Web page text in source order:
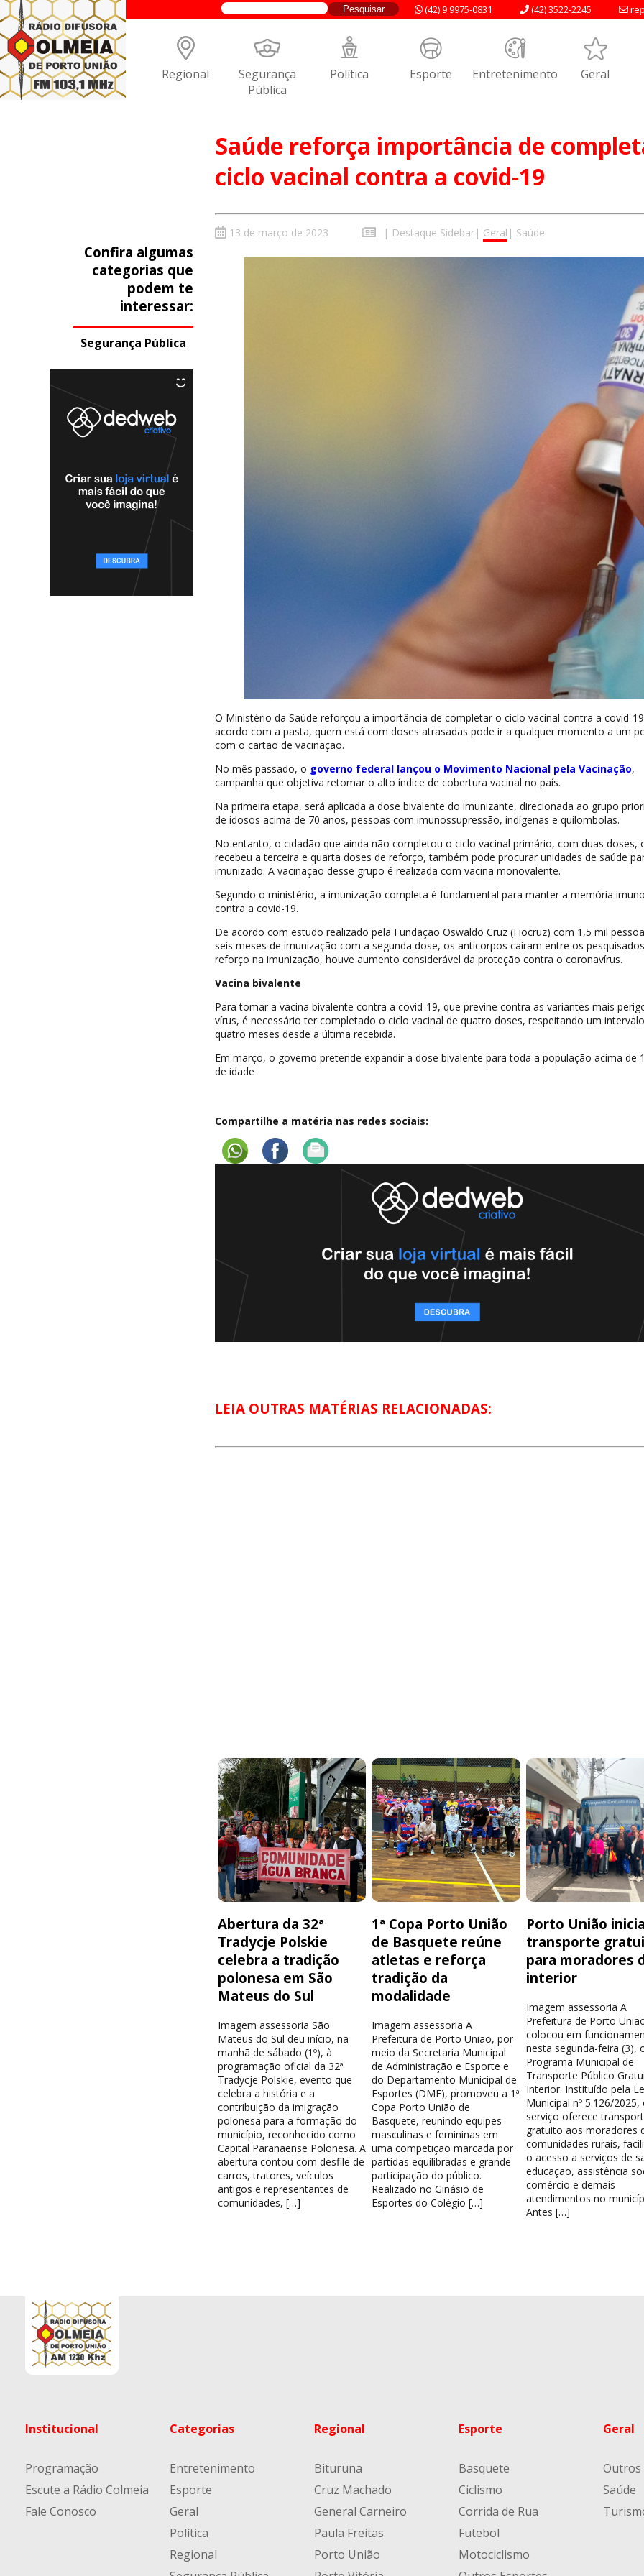
(42) 3522-2245
(42) 9 9975-0831
Regional Segurança
Pública
Política Esporte Entretenimento Geral
Saúde reforça importância de
ciclo vacinal contra a covid-19
Confira algumas
categorias que
podem te
interessar:
Segurança Pública
13 de março de 2023 | Destaque Sidebar| Geral | Saúde
O Ministério da Saúde reforçou a importância de completar o ciclo vacinal contra a covid-
acordo com a pasta, quem está com doses atrasadas pode ir a qualquer momento a um
com o cartão de vacinação.
No mês passado, o governo federal lançou o Movimento Nacional pela Vacinação,
campanha que objetiva retomar o alto índice de cobertura vacinal no país.
Na primeira etapa, será aplicada a dose bivalente do imunizante, direcionada ao grupo
de idosos acima de 70 anos, pessoas com imunossupressão, indígenas e quilombolas.
No entanto, o cidadão que ainda não completou o ciclo vacinal primário, com duas doses,
recebeu a terceira e quarta doses de reforço, também pode procurar unidades de saúde
imunizado. A vacinação desse grupo é realizada com vacina monovalente.
Segundo o ministério, a imunização completa é fundamental para manter a memória
contra a covid-19.
De acordo com estudo realizado pela Fundação Oswaldo Cruz (Fiocruz) com 1,5 mil
seis meses de imunização com a segunda dose, os anticorpos caíram entre os
reforço na imunização, houve aumento considerável da proteção contra o coronavírus.
Vacina bivalente
Para tomar a vacina bivalente contra a covid-19, que previne contra as variantes mais
vírus, é necessário ter completado o ciclo vacinal de quatro doses, respeitando um
quatro meses desde a última recebida.
Em março, o governo pretende expandir a dose bivalente para toda a população acima de
de idade
Compartilhe a matéria nas redes sociais:
LEIA OUTRAS MATÉRIAS RELACIONADAS:
Abertura da 32ª
Tradycje Polskie
celebra a tradição
polonesa em São
Mateus do Sul
Imagem assessoria São
Mateus do Sul deu início, na
manhã de sábado (1º), à
programação oficial da 32ª
Tradycje Polskie, evento que
celebra a história e a
contribuição da imigração
polonesa para a formação do
município, reconhecido como
Capital Paranaense Polonesa. A
abertura contou com desfile de
carros, tratores, veículos
antigos e representantes de
comunidades, […]
1ª Copa Porto União
de Basquete reúne
atletas e reforça
tradição da
modalidade
Imagem assessoria A
Prefeitura de Porto União, por
meio da Secretaria Municipal
de Administração e Esporte e
do Departamento Municipal de
Esportes (DME), promoveu a 1ª
Copa Porto União de
Basquete, reunindo equipes
masculinas e femininas em
uma competição marcada por
partidas equilibradas e grande
participação do público.
Realizado no Ginásio de
Esportes do Colégio […]
Porto União
transporte
para moradores
interior
Imagem assessoria A
Prefeitura de Porto
colocou em
nesta segunda-feira (3),
Programa Municipal de
Transporte Público
Interior. Instituído pela
Municipal nº 5.126/2025,
serviço oferece
gratuito aos moradores
comunidades rurais,
o acesso a serviços de
educação, assistência
comércio e demais
atendimentos no
Antes […]
Institucional
Programação
Escute a Rádio Colmeia
Fale Conosco
Categorias
Entretenimento
Esporte
Geral
Política
Regional
Regional
Bituruna
Cruz Machado
General Carneiro
Paula Freitas
Porto União
Esporte
Basquete
Ciclismo
Corrida de Rua
Futebol
Motociclismo
Geral
Outros
Saúde